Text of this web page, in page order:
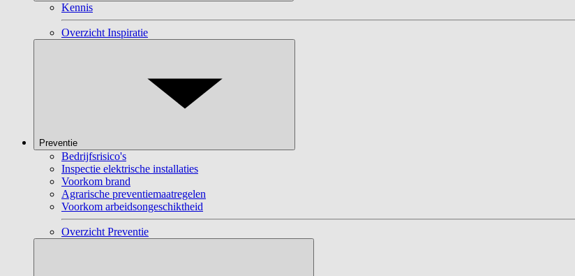
Kennis
Overzicht Inspiratie
Preventie
Bedrijfsrisico's
Inspectie elektrische installaties
Voorkom brand
Agrarische preventiemaatregelen
Voorkom arbeidsongeschiktheid
Overzicht Preventie